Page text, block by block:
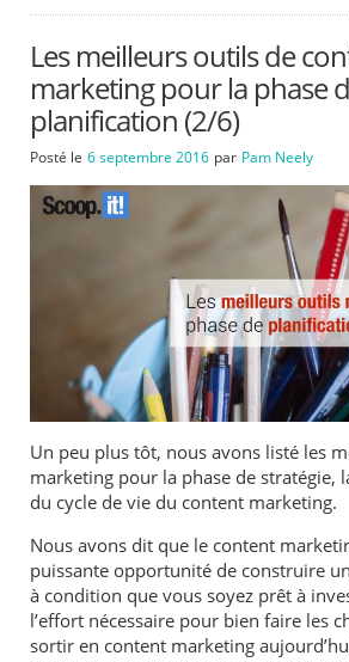
Les meilleurs outils de
marketing pour la phase
planification (2/6)
Posté le 6 septembre 2016 par Pam Neely
Un peu plus tôt, nous avons listé les
marketing pour la phase de stratégie,
du cycle de vie du content marketing.
Nous avons dit que le content
puissante opportunité de construire
à condition que vous soyez prêt à
l’effort nécessaire pour bien faire les
sortir en content marketing